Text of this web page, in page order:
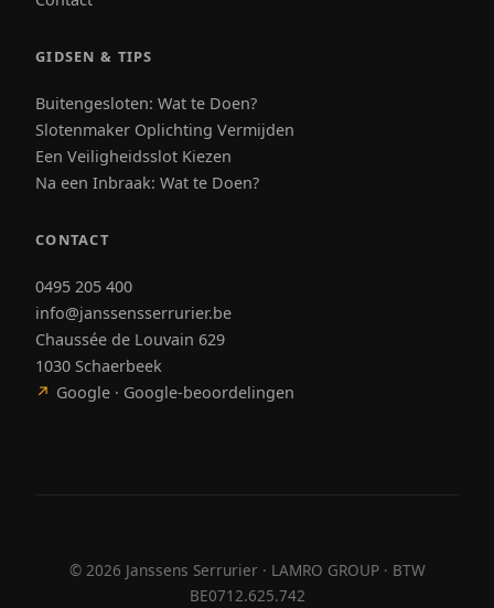
GIDSEN & TIPS
Buitengesloten: Wat te Doen?
Slotenmaker Oplichting Vermijden
Een Veiligheidsslot Kiezen
Na een Inbraak: Wat te Doen?
CONTACT
0495 205 400
info@janssensserrurier.be
Chaussée de Louvain 629
1030 Schaerbeek
↗ Google · Google-beoordelingen
© 2026 Janssens Serrurier · LAMRO GROUP · BTW
BE0712.625.742